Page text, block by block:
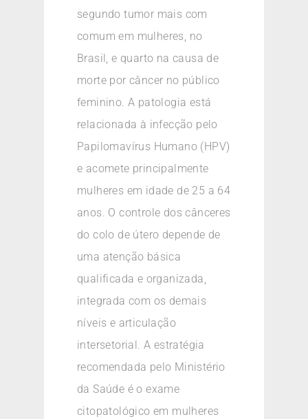
segundo tumor mais com
comum em mulheres, no
Brasil, e quarto na causa de
morte por câncer no público
feminino. A patologia está
relacionada à infecção pelo
Papilomavírus Humano (HPV)
e acomete principalmente
mulheres em idade de 25 a 64
anos. O controle dos cânceres
do colo de útero depende de
uma atenção básica
qualificada e organizada,
integrada com os demais
níveis e articulação
intersetorial. A estratégia
recomendada pelo Ministério
da Saúde é o exame
citopatológico em mulheres